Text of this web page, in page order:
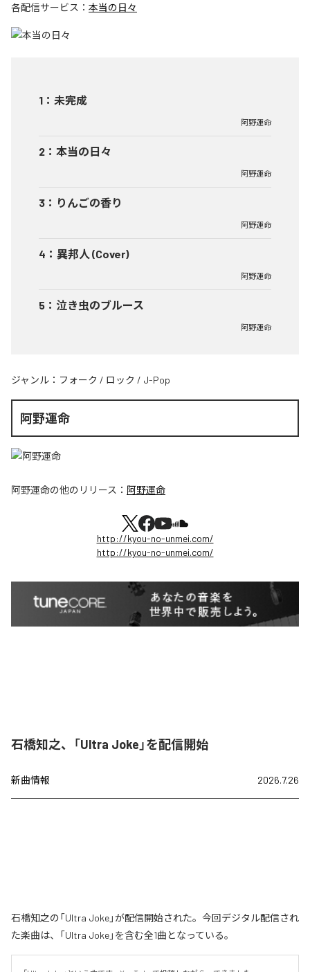
各配信サービス： 本当の日々
1 ： 未完成
阿野運命
2 ： 本当の日々
阿野運命
3 ： りんごの香り
阿野運命
4 ： 異邦人 (Cover)
阿野運命
5 ： 泣き虫のブルース
阿野運命
ジャンル： フォーク / ロック / J-Pop
阿野運命
阿野運命の他のリリース： 阿野運命
http://kyou-no-unmei.com/
http://kyou-no-unmei.com/
石橋知之、「Ultra Joke」を配信開始
新曲情報 2026.7.26
石橋知之の「Ultra Joke」が配信開始された。今回デジタル配信され
た楽曲は、「Ultra Joke」を含む全1曲となっている。